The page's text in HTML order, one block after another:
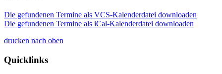
Die gefundenen Termine als VCS-Kalenderdatei downloaden
Die gefundenen Termine als iCal-Kalenderdatei downloaden
drucken nach oben
Quicklinks